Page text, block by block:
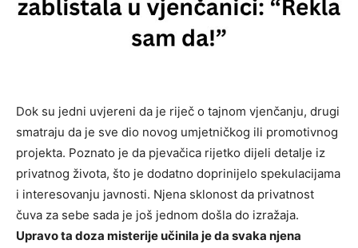
Dok su jedni uvjereni da je riječ o tajnom vjenčanju, drugi
smatraju da je sve dio novog umjetničkog ili promotivnog
projekta. Poznato je da pjevačica rijetko dijeli detalje iz
privatnog života, što je dodatno doprinijelo spekulacijama
i interesovanju javnosti. Njena sklonost da privatnost
čuva za sebe sada je još jednom došla do izražaja.
Upravo ta doza misterije učinila je da svaka njena